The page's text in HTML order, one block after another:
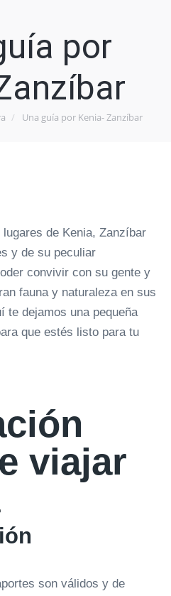
por
Una guía por Kenia- Zanzíbar
de Kenia, Zanzíbar
y de su peculiar
convivir con su gente y
fauna y naturaleza en sus
te dejamos una pequeña
que estés listo para tu
viajar
son válidos y de